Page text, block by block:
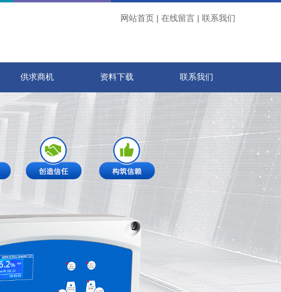
网站首页 | 在线留言 | 联系我们
供求商机 资料下载 联系我们